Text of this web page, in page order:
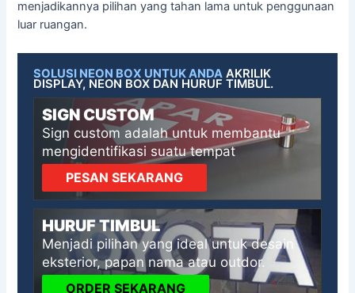
menjadikannya pilihan yang tahan lama untuk penggunaan
luar ruangan.
SOLUSI NEON BOX UNTUK ANDA AKRILIK
DISPLAY, NEON BOX DAN HURUF TIMBUL.
SIGN CUSTOM
Sign custom adalah untuk membantu
mengidentifikasi suatu tempat
PESAN SEKARANG
HURUF TIMBUL
Menjadi pilihan yang ideal untuk desain
eksterior, papan nama atau outdor.
ORDER SEKARANG